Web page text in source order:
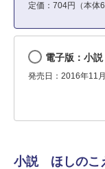
定価：704円（本体
電子版：小
発売日：2016年11
小説 ほしのこ